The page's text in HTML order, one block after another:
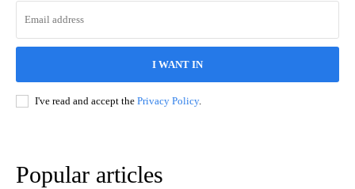
I WANT IN
I've read and accept the Privacy Policy.
Popular articles